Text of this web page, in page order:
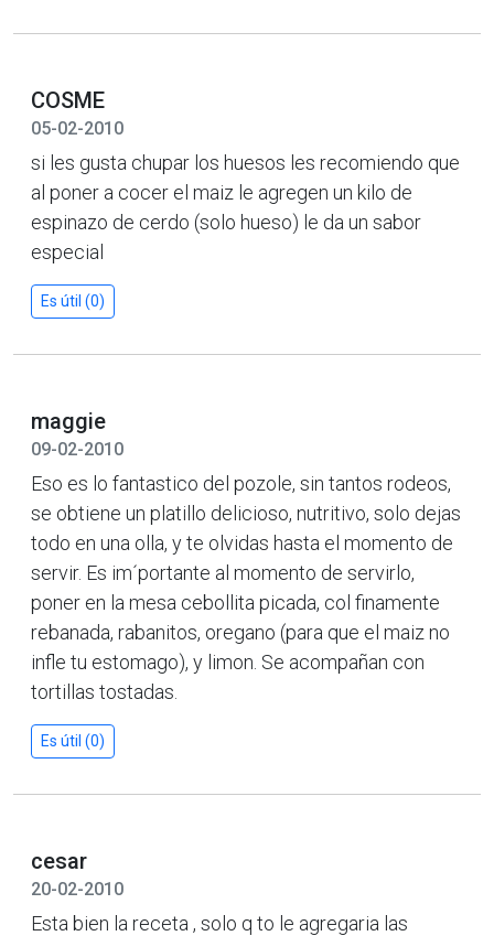
COSME
05-02-2010
si les gusta chupar los huesos les recomiendo que
al poner a cocer el maiz le agregen un kilo de
espinazo de cerdo (solo hueso) le da un sabor
especial
Es útil (0)
maggie
09-02-2010
Eso es lo fantastico del pozole, sin tantos rodeos,
se obtiene un platillo delicioso, nutritivo, solo dejas
todo en una olla, y te olvidas hasta el momento de
servir. Es im´portante al momento de servirlo,
poner en la mesa cebollita picada, col finamente
rebanada, rabanitos, oregano (para que el maiz no
infle tu estomago), y limon. Se acompañan con
tortillas tostadas.
Es útil (0)
cesar
20-02-2010
Esta bien la receta , solo q to le agregaria las